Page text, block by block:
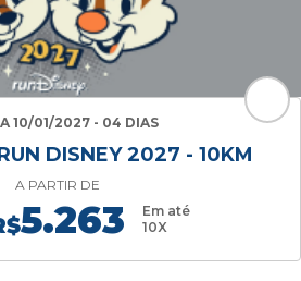
10/01/2027 - 04 DIAS
DISNEY 2027 - 10KM
A PARTIR DE
5.263
Em até
10X